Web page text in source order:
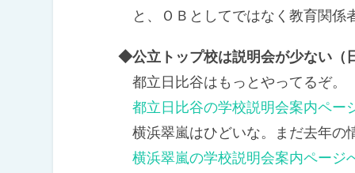
と、ＯＢとしてではなく教育関係
◆公立トップ校は説明会が少ない（
都立日比谷はもっとやってるぞ。
都立日比谷の学校説明会案内ペー
横浜翠嵐はひどいな。まだ去年の
横浜翠嵐の学校説明会案内ページ